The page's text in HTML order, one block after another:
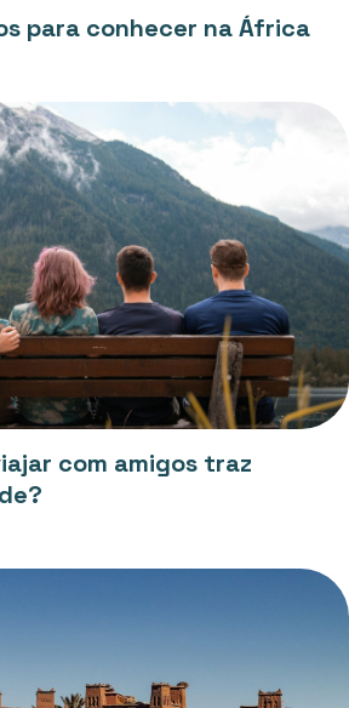
para conhecer na África
com amigos traz